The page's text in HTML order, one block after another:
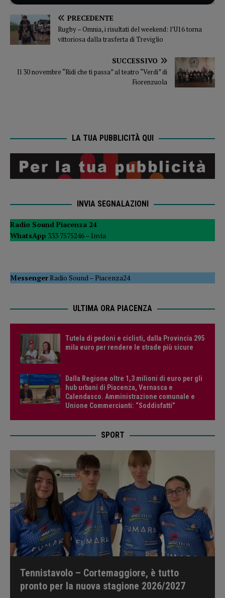
PRECEDENTE
Rugby – Omnia, i risultati del weekend: l’U16 torna
vittoriosa dalla trasferta di Treviglio
SUCCESSIVO
Il 30 novembre “Ridi che ti passa” al teatro “Verdi” di
Fiorenzuola
LA TUA PUBBLICITÀ QUI
INVIA SEGNALAZIONI
Radio Sound Piacenza 24
WhatsApp 333 7575246 – Invia
MessengerRadio Sound –Piacenza24
ULTIMA ORA PIACENZA
Tutela di pedoni e ciclisti, dalla Provincia 295
mila euro per rendere le strade più sicure
Dalla Regione oltre 1,3 milioni di euro per gli
hub urbani di Piacenza, Vernasca e
Calendasco. Amministrazione comunale e
Unione Commercianti: “Soddisfatti”
SPORT
Tennistavolo – Cortemaggiore, è tutto
pronto per la nuova stagione 2026/2027